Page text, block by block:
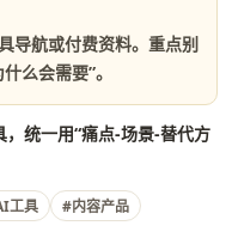
导航或付费资料。重点别
么会需要”。
统一用“痛点-场景-替代方
工具
#内容产品